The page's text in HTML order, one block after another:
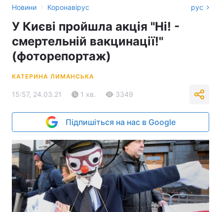
Новини › Коронавірус рус
У Києві пройшла акція "Ні! -
смертельній вакцинації!"
(фоторепортаж)
КАТЕРИНА ЛИМАНСЬКА
15:57, 24.03.21 1 хв. 3349
Підпишіться на нас в Google